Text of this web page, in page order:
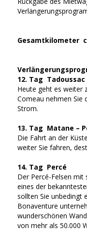
Gesamtkilometer
12. Tag Tadoussac
Heute geht es weiter
Comeau nehmen Sie
Strom.
13. Tag Matane –
Die Fahrt an der
weiter Sie fahren,
14. Tag Percé
Der Percé-Felsen
eines der
sollten Sie unbedingt
Bonaventure
wunderschönen
von mehr als 50.000